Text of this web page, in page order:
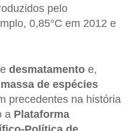
pelo
0,85°C em 2012 e
desmatamento e,
de espécies
precedentes na história
a Plataforma